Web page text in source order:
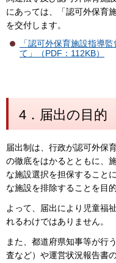
にあっては、「認可外保育
を交付します。
「認可外保育施設指導
て」（PDF：112KB）
4．届出の目的
届出制は、行政が認可外保
の徹底をはかるとともに、
な施設選択を担保すること
な施設を排除することを目
よって、届出により児童福
れるわけではありません。
また、都道府県知事等が行
査など）や運営状況報告書